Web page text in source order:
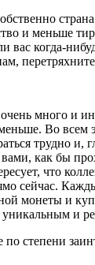
и меньше
вас когда-
много и
Во всем
трудно и,
как бы
что
сейчас.
монеты и
уникальным и
степени